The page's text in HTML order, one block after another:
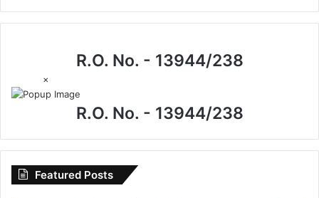
R.O. No. - 13944/238
×
R.O. No. - 13944/238
Featured Posts